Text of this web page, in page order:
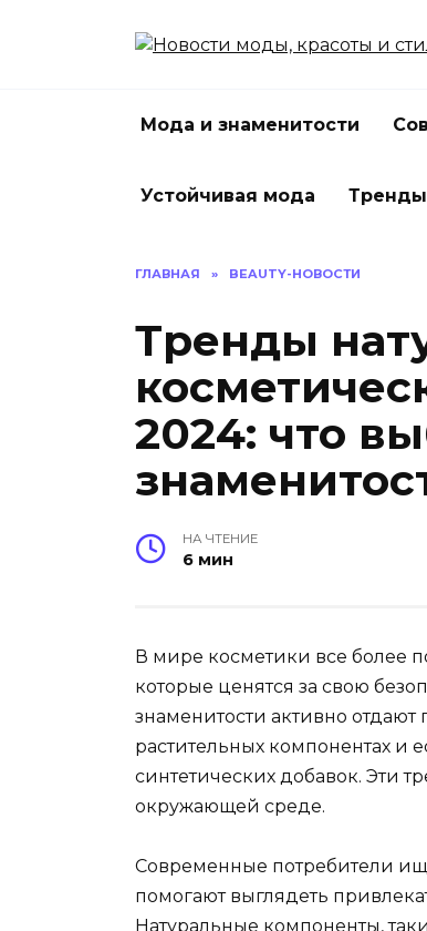
Мода и знаменитости
Устойчивая мода Тренды
ГЛАВНАЯ » BEAUTY-НОВОСТИ
Тренды
2024: что
НА ЧТЕНИЕ
6 мин
В мире косметики все более
которые ценятся за свою
знаменитости активно
растительных компонентах и
синтетических добавок. Эти
окружающей среде.
Современные потребители
помогают выглядеть
Натуральные компоненты,